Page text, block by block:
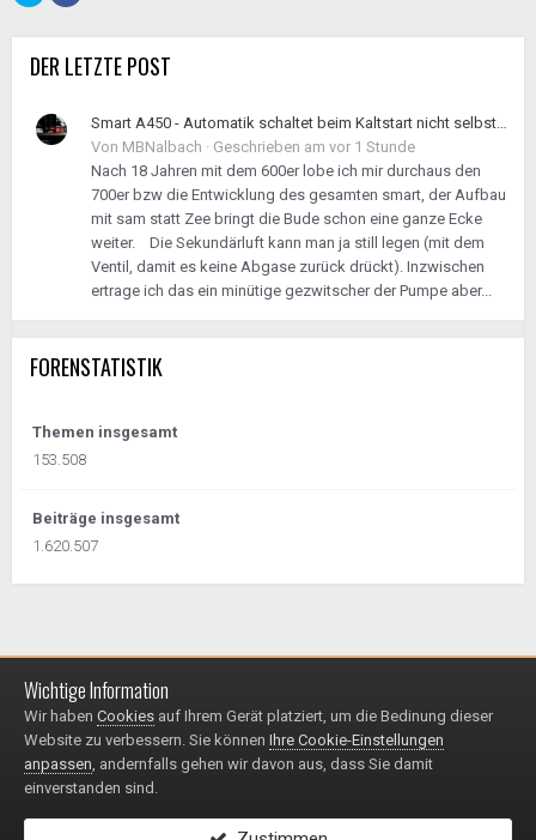
DER LETZTE POST
Smart A450 - Automatik schaltet beim Kaltstart nicht selbstständig hoch
Von MBNalbach · Geschrieben am vor 1 Stunde
Nach 18 Jahren mit dem 600er lobe ich mir durchaus den
700er bzw die Entwicklung des gesamten smart, der Aufbau
mit sam statt Zee bringt die Bude schon eine ganze Ecke
weiter. Die Sekundärluft kann man ja still legen (mit dem
Ventil, damit es keine Abgase zurück drückt). Inzwischen
ertrage ich das ein minütige gezwitscher der Pumpe aber...
FORENSTATISTIK
Themen insgesamt
153.508
Beiträge insgesamt
1.620.507
Impressum / Datenschutzerklärung
© 1999 - 2025
Powered by Invision Community
Wichtige Information
Wir haben Cookies auf Ihrem Gerät platziert, um die Bedinung dieser
Website zu verbessern. Sie können Ihre Cookie-Einstellungen
anpassen, andernfalls gehen wir davon aus, dass Sie damit
einverstanden sind.